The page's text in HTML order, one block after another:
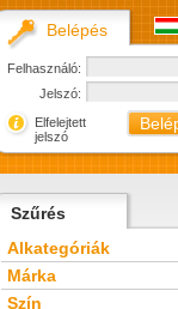
Szűrés
Alkategóriák
Márka
Szín
Belépés
Felhasználó:
Jelszó:
Elfelejtett
jelszó